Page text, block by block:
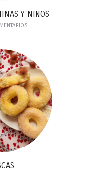
Y NIÑOS